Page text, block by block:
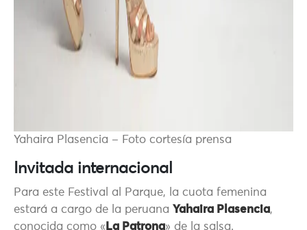
Yahaira Plasencia – Foto cortesía prensa
Invitada internacional
Para este Festival al Parque, la cuota femenina
estará a cargo de la peruana Yahaira Plasencia,
conocida como « La Patrona» de la salsa.